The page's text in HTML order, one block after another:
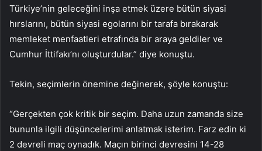
Türkiye’nin geleceğini inşa etmek üzere bütün siyasi
hırslarını, bütün siyasi egolarını bir tarafa bırakarak
memleket menfaatleri etrafında bir araya geldiler ve
Cumhur İttifakı’nı oluşturdular.” diye konuştu.
Tekin, seçimlerin önemine değinerek, şöyle konuştu:
“Gerçekten çok kritik bir seçim. Daha uzun zamanda size
bununla ilgili düşüncelerimi anlatmak isterim. Farz edin ki
2 devreli maç oynadık. Maçın birinci devresini 14-28